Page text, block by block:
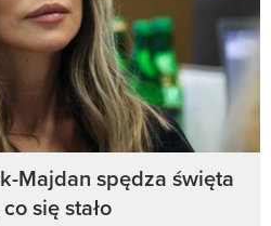
Majdan spędza święta
się stało